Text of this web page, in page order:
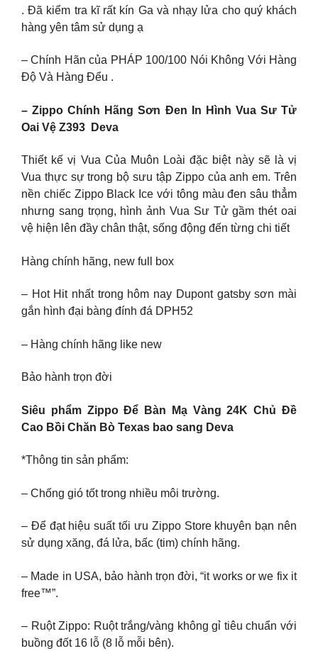
. Đã kiểm tra kĩ rất kín Ga và nhạy lửa cho quý khách
hàng yên tâm sử dụng ạ
– Chính Hãn của PHÁP 100/100 Nói Không Với Hàng
Độ Và Hàng Đểu .
– Zippo Chính Hãng Sơn Đen In Hình Vua Sư Tử
Oai Vệ Z393 Deva
Thiết kế vị Vua Của Muôn Loài đặc biệt này sẽ là vị
Vua thực sự trong bộ sưu tập Zippo của anh em. Trên
nền chiếc Zippo Black Ice với tông màu đen sâu thẳm
nhưng sang trọng, hình ảnh Vua Sư Tử gầm thét oai
vệ hiện lên đầy chân thật, sống động đến từng chi tiết
Hàng chính hãng, new full box
– Hot Hit nhất trong hôm nay Dupont gatsby sơn mài
gắn hình đại bàng đính đá DPH52
– Hàng chính hãng like new
Bảo hành trọn đời
Siêu phẩm Zippo Để Bàn Mạ Vàng 24K Chủ Đề
Cao Bồi Chăn Bò Texas bao sang Deva
*Thông tin sản phẩm:
– Chống gió tốt trong nhiều môi trường.
– Để đạt hiệu suất tối ưu Zippo Store khuyên bạn nên
sử dụng xăng, đá lửa, bấc (tim) chính hãng.
– Made in USA, bảo hành trọn đời, “it works or we fix it
free™”.
– Ruột Zippo: Ruột trắng/vàng không gỉ tiêu chuẩn với
buồng đốt 16 lỗ (8 lỗ mỗi bên).